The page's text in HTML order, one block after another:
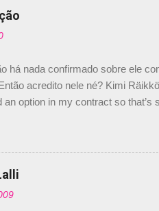
Senna, não podemos ter dois
há nada confirmado sobre ele
acredito nele né? Kimi
an option in my contract so
do Iceman estar há tantos
🇩🇪 #F1 pic.twitter.com/